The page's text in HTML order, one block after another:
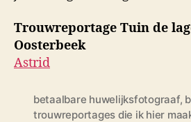
Trouwreportage Tuin de
Oosterbeek
Astrid
betaalbare huwelijksfotograaf,
trouwreportages die ik hier